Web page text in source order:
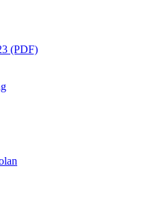
(PDF)